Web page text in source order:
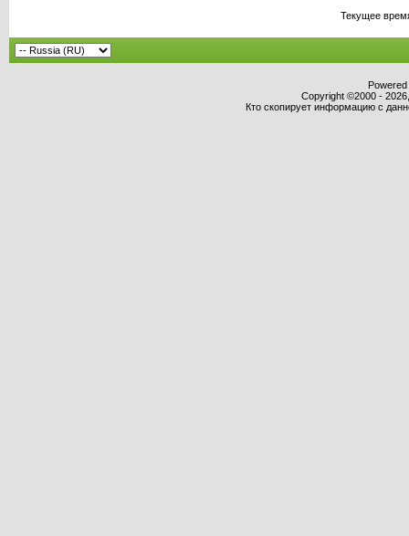
Текущее
Copyright ©2000 -
Кто скопирует информацию с